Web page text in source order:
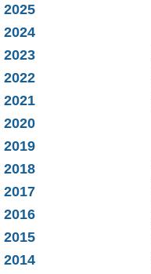
2025
2024
2023
2022
2021
2020
2019
2018
2017
2016
2015
2014